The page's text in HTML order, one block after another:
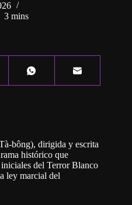
3 mins
bông), dirigida y escrita
histórico que
del Terror Blanco
ley marcial del